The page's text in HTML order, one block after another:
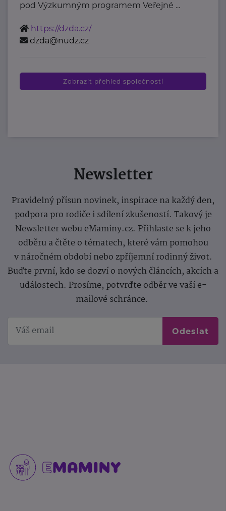
pod Výzkumným programem Veřejné ...
https://dzda.cz/
dzda@nudz.cz
Zobrazit přehled společností
Newsletter
Pravidelný přísun novinek, inspirace na každý den,
podpora pro rodiče i sdílení zkušeností. Takový je
Newsletter webu eMaminy.cz. Přihlaste se k jeho
odběru a čtěte o tématech, které vám pomohou
v náročném období nebo zpříjemní rodinný život.
Buďte první, kdo se dozví o nových článcích, akcích a
událostech. Prosíme, potvrďte odběr ve vaší e-
mailové schránce.
Odeslat